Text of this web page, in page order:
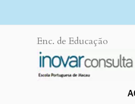
Enc. de Educação